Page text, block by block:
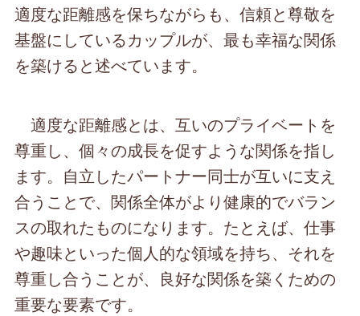
適度な距離感を保ちながらも、信頼と尊敬を
基盤にしているカップルが、最も幸福な関係
を築けると述べています。
適度な距離感とは、互いのプライベートを
尊重し、個々の成長を促すような関係を指し
ます。自立したパートナー同士が互いに支え
合うことで、関係全体がより健康的でバラン
スの取れたものになります。たとえば、仕事
や趣味といった個人的な領域を持ち、それを
尊重し合うことが、良好な関係を築くための
重要な要素です。